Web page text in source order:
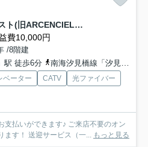
エスリードコート難波ウエスト(旧ARCENCIEL SQUARE桜川)
費10,000円
/8階建
駅 徒歩6分
南海汐見橋線「汐見橋」駅 徒歩5分
ベーター CATV
光ファイバー
支払いができます♪ ご来店不要のオン
ます！ 送迎サービス（一... もっと見る